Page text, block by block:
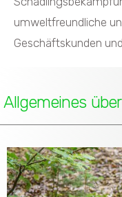
umweltfreundliche
Geschäftskunden
Allgemeines